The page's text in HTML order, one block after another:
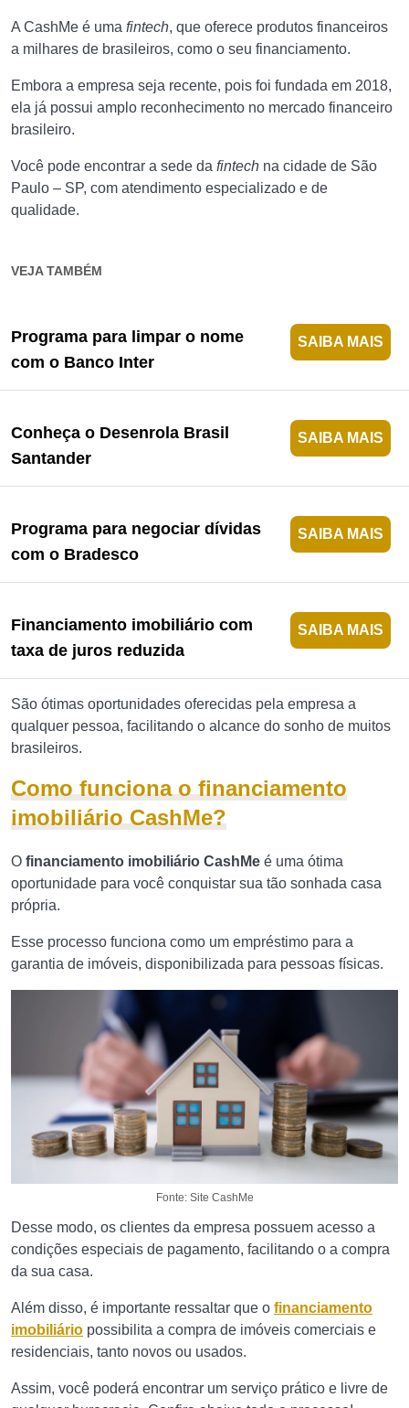
A CashMe é uma fintech, que oferece produtos financeiros
a milhares de brasileiros, como o seu financiamento.
Embora a empresa seja recente, pois foi fundada em 2018,
ela já possui amplo reconhecimento no mercado financeiro
brasileiro.
Você pode encontrar a sede da fintech na cidade de São
Paulo – SP, com atendimento especializado e de
qualidade.
VEJA TAMBÉM
Programa para limpar o nome
com o Banco Inter
SAIBA MAIS
Conheça o Desenrola Brasil
Santander
SAIBA MAIS
Programa para negociar dívidas
com o Bradesco
SAIBA MAIS
Financiamento imobiliário com
taxa de juros reduzida
SAIBA MAIS
São ótimas oportunidades oferecidas pela empresa a
qualquer pessoa, facilitando o alcance do sonho de muitos
brasileiros.
Como funciona o financiamento
imobiliário CashMe?
O financiamento imobiliário CashMe é uma ótima
oportunidade para você conquistar sua tão sonhada casa
própria.
Esse processo funciona como um empréstimo para a
garantia de imóveis, disponibilizada para pessoas físicas.
Fonte: Site CashMe
Desse modo, os clientes da empresa possuem acesso a
condições especiais de pagamento, facilitando o a compra
da sua casa.
Além disso, é importante ressaltar que o financiamento
imobiliário possibilita a compra de imóveis comerciais e
residenciais, tanto novos ou usados.
Assim, você poderá encontrar um serviço prático e livre de